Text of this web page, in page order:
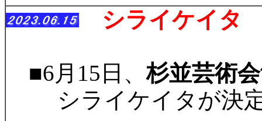
シライケイタ
■6月15日、杉並芸術
シライケイタが決定